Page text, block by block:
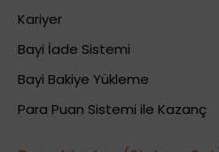
Kariyer
Bayi İade Sistemi
Bayi Bakiye Yükleme
Para Puan Sistemi ile Kazanç